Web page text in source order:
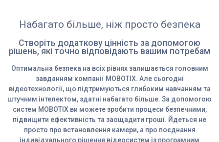
Набагато більше, ніж просто безпека
Створіть додаткову цінність за допомогою
рішень, які точно відповідають вашим потребам
Оптимальна безпека на всіх рівнях залишається головним
завданням компанії MOBOTIX. Але сьогодні
відеотехнології, що підтримуються глибоким навчанням та
штучним інтелектом, здатні набагато більше. За допомогою
систем MOBOTIX ви можете зробити процеси безпечними,
підвищити ефективність та заощадити гроші. Йдеться не
просто про встановлення камери, а про поєднання
індивідуального рішення відеосистем із програмним